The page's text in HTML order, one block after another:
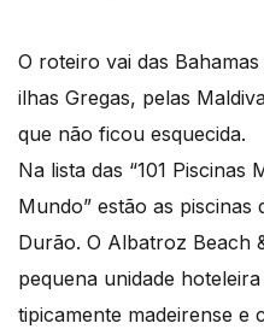
O roteiro vai das
ilhas Gregas, pelas
que não ficou esquecida.
Na lista das “101 Piscinas
Mundo” estão as piscinas
Durão. O Albatroz Beach
pequena unidade
tipicamente madeirense e